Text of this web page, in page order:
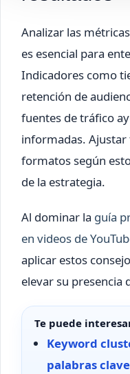
Analizar las
es esencial para
Indicadores como
retención de
fuentes de tráfico
informadas.
formatos según
de la estrategia.
Al dominar la guía
en videos de
aplicar estos
elevar su presencia
Te puede
Keyword
palabras